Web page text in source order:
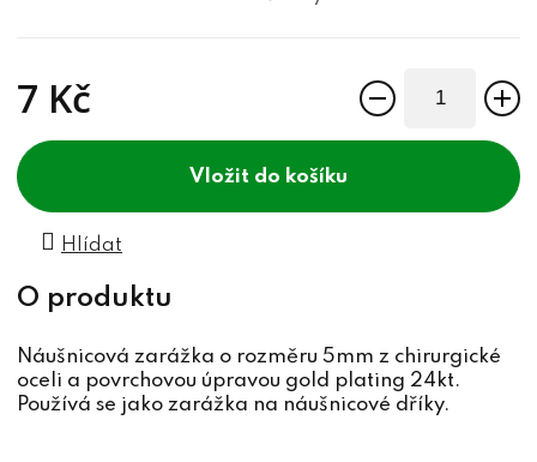
7 Kč
do košíku
Hlídat
Náušnicová zarážka o rozměru 5mm z chirurgické
oceli a povrchovou úpravou gold plating 24kt.
Používá se jako zarážka na náušnicové dříky.